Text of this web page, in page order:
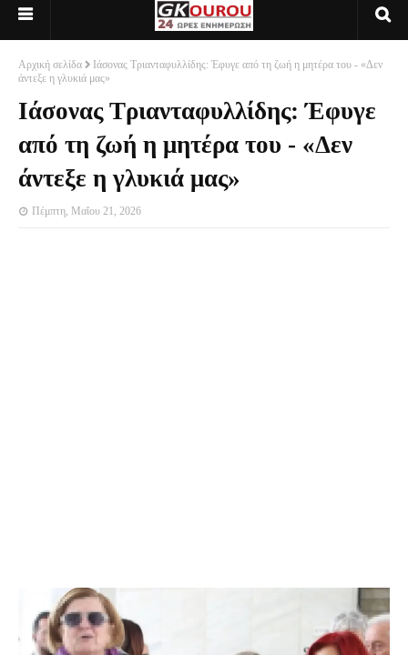
Αρχική σελίδα
Ιάσονας Τριανταφυλλίδης: Έφυγε από τη ζωή η μητέρα του - «Δεν
άντεξε η γλυκιά μας»
Ιάσονας Τριανταφυλλίδης: Έφυγε
από τη ζωή η μητέρα του - «Δεν
άντεξε η γλυκιά μας»
Πέμπτη, Μαΐου 21, 2026